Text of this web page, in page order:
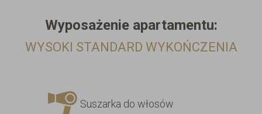
Wyposażenie apartamentu:
WYSOKI STANDARD WYKOŃCZENIA
Suszarka do włosów